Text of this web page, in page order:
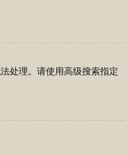
处理。请使用高级搜索指定